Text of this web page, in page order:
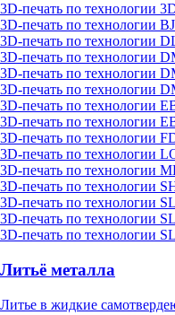
3D-печать по технологии
3D-печать по технологии BJ
3D-печать по технологии
3D-печать по технологии
3D-печать по технологии
3D-печать по технологии
3D-печать по технологии
3D-печать по технологии
3D-печать по технологии
3D-печать по технологии
3D-печать по технологии
3D-печать по технологии
3D-печать по технологии
3D-печать по технологии
3D-печать по технологии
Литьё металла
Литье в жидкие